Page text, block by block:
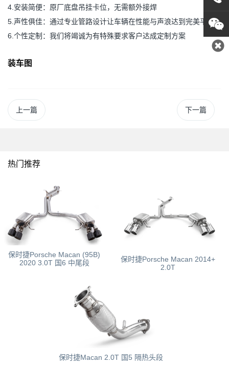
4.安装简便：原厂底盘吊挂卡位，无需额外接焊
5.声性俱佳：通过专业管路设计让车辆在性能与声浪达到完美平衡
6.个性定制：我们将竭诚为有特殊要求客户达成定制方案
装车图
上一篇 下一篇
热门推荐
保时捷Porsche Macan (95B)
2020 3.0T 国6 中尾段
保时捷Porsche Macan 2014+
2.0T
保时捷Macan 2.0T 国5 隔热头段
咨询